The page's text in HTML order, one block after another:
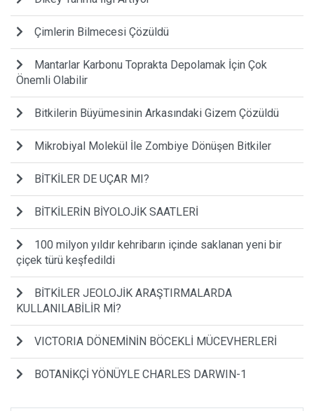
Çimlerin Bilmecesi Çözüldü
Mantarlar Karbonu Toprakta Depolamak İçin Çok
Önemli Olabilir
Bitkilerin Büyümesinin Arkasındaki Gizem Çözüldü
Mikrobiyal Molekül İle Zombiye Dönüşen Bitkiler
BİTKİLER DE UÇAR MI?
BİTKİLERİN BİYOLOJİK SAATLERİ
100 milyon yıldır kehribarın içinde saklanan yeni bir
çiçek türü keşfedildi
BİTKİLER JEOLOJİK ARAŞTIRMALARDA
KULLANILABİLİR Mİ?
VICTORIA DÖNEMİNİN BÖCEKLİ MÜCEVHERLERİ
BOTANİKÇİ YÖNÜYLE CHARLES DARWIN-1